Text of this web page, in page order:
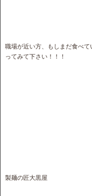
職場が近い方、もしまだ食べ
ってみて下さい！！！
製麺の匠大黒屋